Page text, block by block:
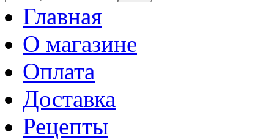
Главная
О магазине
Оплата
Доставка
Рецепты